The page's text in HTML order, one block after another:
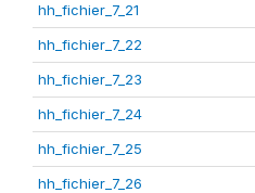
hh_fichier_7_21
hh_fichier_7_22
hh_fichier_7_23
hh_fichier_7_24
hh_fichier_7_25
hh_fichier_7_26